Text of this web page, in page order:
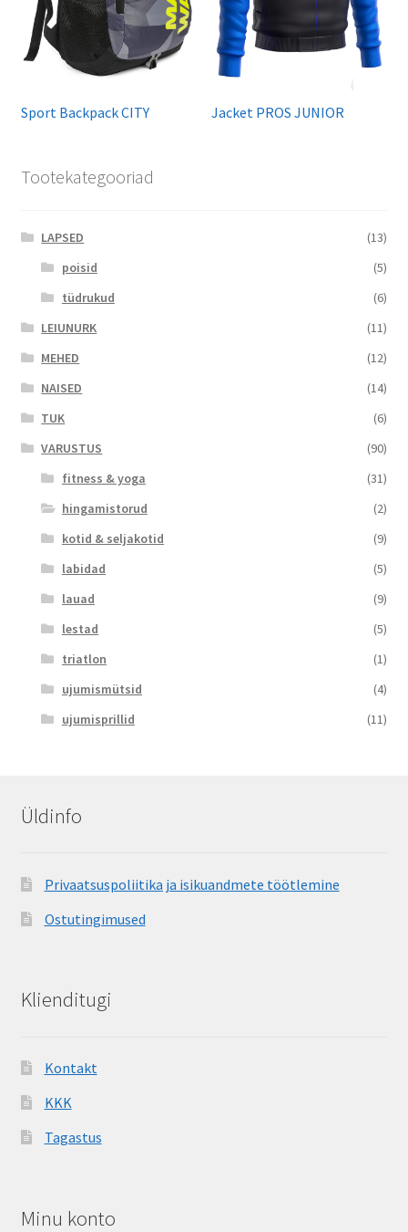
Sport Backpack CITY Jacket PROS JUNIOR
Tootekategooriad
LAPSED
(13)
poisid
(5)
tüdrukud
(6)
LEIUNURK
(11)
MEHED
(12)
NAISED
(14)
TUK
(6)
VARUSTUS
(90)
fitness & yoga
(31)
hingamistorud
(2)
kotid & seljakotid
(9)
labidad
(5)
lauad
(9)
lestad
(5)
triatlon
(1)
ujumismütsid
(4)
ujumisprillid
(11)
Üldinfo
Privaatsuspoliitika ja isikuandmete töötlemine
Ostutingimused
Klienditugi
Kontakt
KKK
Tagastus
Minu konto